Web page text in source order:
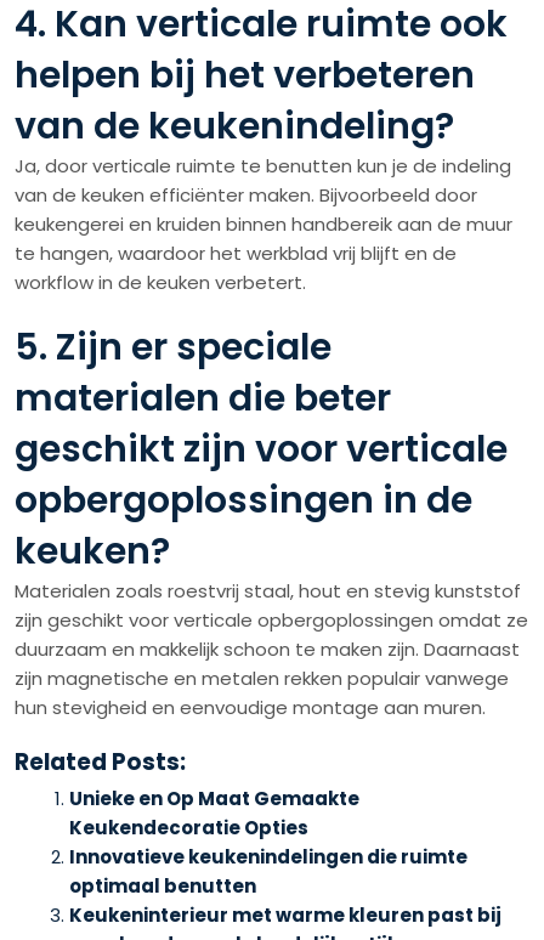
4. Kan verticale ruimte ook
helpen bij het verbeteren
van de keukenindeling?
Ja, door verticale ruimte te benutten kun je de indeling
van de keuken efficiënter maken. Bijvoorbeeld door
keukengerei en kruiden binnen handbereik aan de muur
te hangen, waardoor het werkblad vrij blijft en de
workflow in de keuken verbetert.
5. Zijn er speciale
materialen die beter
geschikt zijn voor verticale
opbergoplossingen in de
keuken?
Materialen zoals roestvrij staal, hout en stevig kunststof
zijn geschikt voor verticale opbergoplossingen omdat ze
duurzaam en makkelijk schoon te maken zijn. Daarnaast
zijn magnetische en metalen rekken populair vanwege
hun stevigheid en eenvoudige montage aan muren.
Related Posts:
Unieke en Op Maat Gemaakte
Keukendecoratie Opties
Innovatieve keukenindelingen die ruimte
optimaal benutten
Keukeninterieur met warme kleuren past bij